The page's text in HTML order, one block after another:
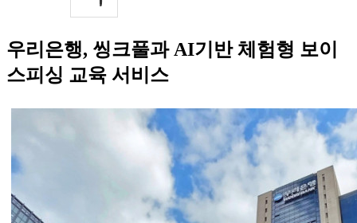
우리은행, 씽크풀과 AI기반 체험형 보이
스피싱 교육 서비스